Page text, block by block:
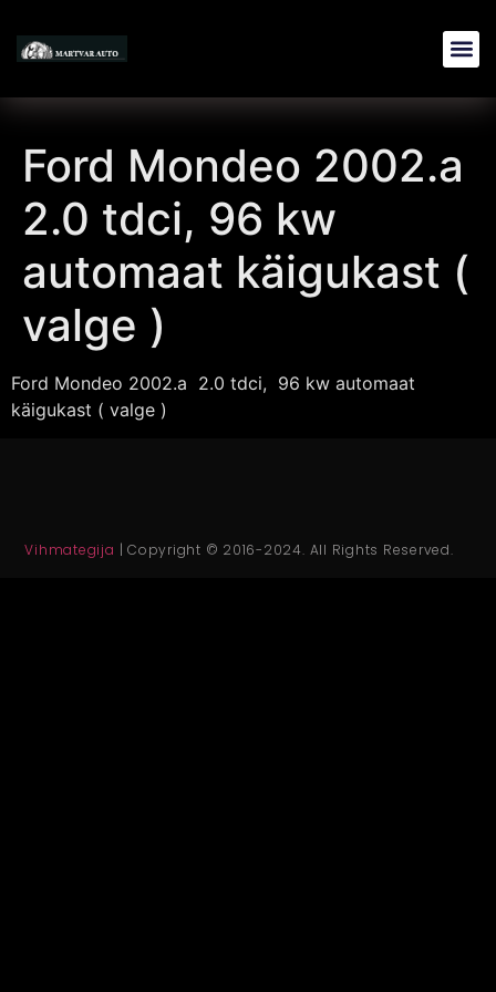
Ford Mondeo 2002.a
2.0 tdci, 96 kw
automaat käigukast (
valge )
Ford Mondeo 2002.a 2.0 tdci, 96 kw automaat
käigukast ( valge )
Vihmategija | Copyright © 2016-2024. All Rights Reserved.